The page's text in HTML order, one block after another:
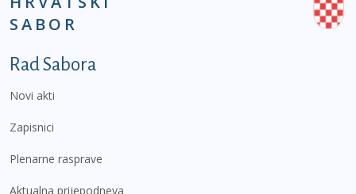
SABOR
Podnožje prvi izbornik
Rad Sabora
Novi akti
Zapisnici
Plenarne rasprave
Aktualna prijepodneva